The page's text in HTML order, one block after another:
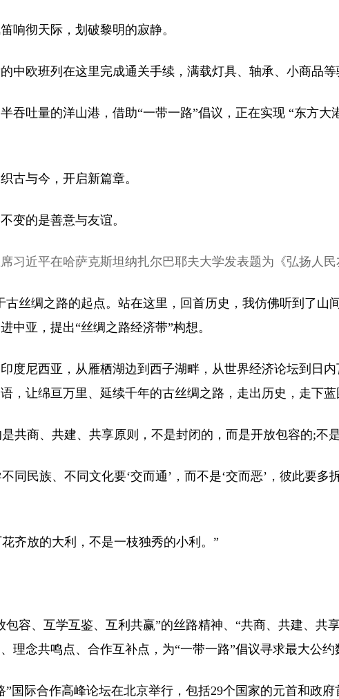
彻天际，划破黎明的寂静。
欧班列在这里完成通关手续，满载灯具、轴承、小商品等
吐量的洋山港，借助“一带一路”倡议，正在实现 “东方大
与今，开启新篇章。
的是善意与友谊。
近平在哈萨克斯坦纳扎尔巴耶夫大学发表题为《弘扬人民
绸之路的起点。站在这里，回首历史，我仿佛听到了山
中亚，提出“丝绸之路经济带”构想。
尼西亚，从雁栖湖边到西子湖畔，从世界经济论坛到日
，让绵亘万里、延续千年的古丝绸之路，走出历史，走下蓝
商、共建、共享原则，不是封闭的，而是开放包容的;不
民族、不同文化要‘交而通’，而不是‘交而恶’，彼此要多
齐放的大利，不是一枝独秀的小利。”
、互学互鉴、互利共赢”的丝路精神、“共商、共建、共
理念共鸣点、合作互补点，为“一带一路”倡议寻求最大公约
际合作高峰论坛在北京举行，包括29个国家的元首和政府